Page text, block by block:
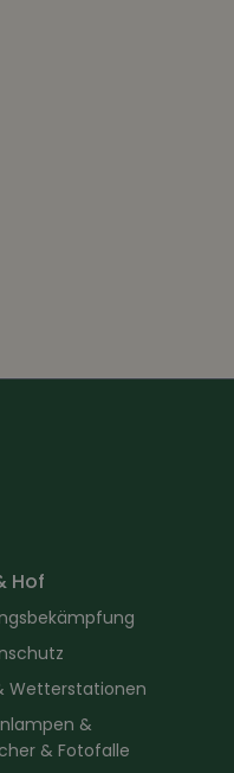
Hof
Wetterstationen
&
& Fotofalle